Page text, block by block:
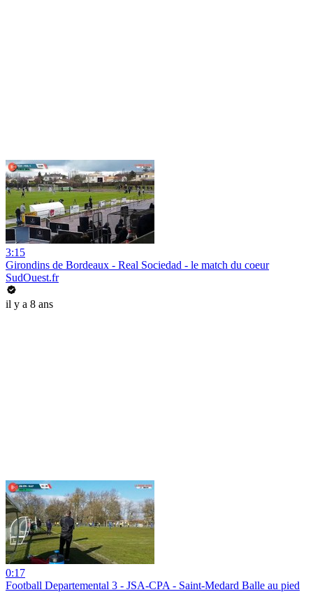
3:15
Girondins de Bordeaux - Real Sociedad - le match du coeur
SudOuest.fr
il y a 8 ans
0:17
Football Departemental 3 - JSA-CPA - Saint-Medard Balle au pied